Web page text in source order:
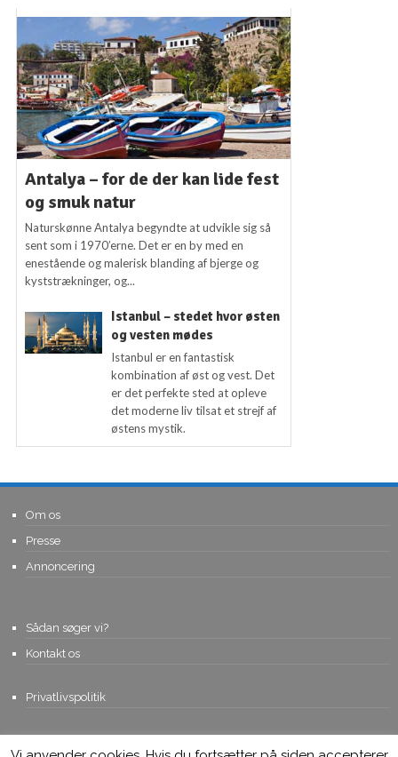
Antalya – for de der kan lide fest
og smuk natur
Naturskønne Antalya begyndte at udvikle sig så
sent som i 1970’erne. Det er en by med en
enestående og malerisk blanding af bjerge og
kyststrækninger, og...
Istanbul – stedet hvor østen
og vesten mødes
Istanbul er en fantastisk
kombination af øst og vest. Det
er det perfekte sted at opleve
det moderne liv tilsat et strejf af
østens mystik.
Om os
Presse
Annoncering
Sådan søger vi?
Kontakt os
Privatlivspolitik